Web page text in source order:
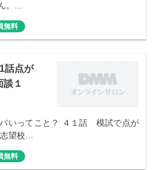
。…
無料
話点が
談１
いってこと？ ４１話 模試で点が
望校…
無料